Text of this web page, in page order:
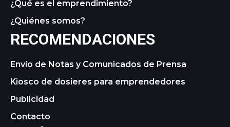
¿Qué es el emprendimiento?
¿Quiénes somos?
RECOMENDACIONES
Envío de Notas y Comunicados de Prensa
Kiosco de dosieres para emprendedores
Publicidad
Contacto